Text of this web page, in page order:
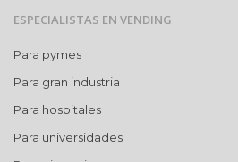
ESPECIALISTAS EN VENDING
Para pymes
Para gran industria
Para hospitales
Para universidades